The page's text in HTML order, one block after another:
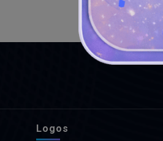
Logos